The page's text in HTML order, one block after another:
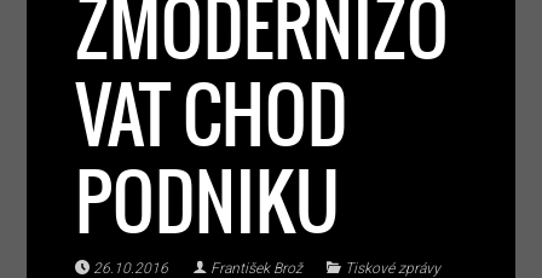
ZMODERNIZO
VAT CHOD
PODNIKU
26.10.2016 František Brož Tiskové zprávy